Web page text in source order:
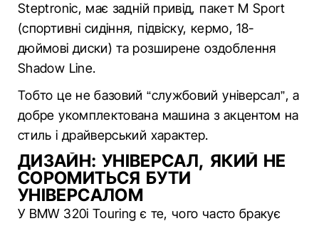
Steptronic, має задній привід, пакет M Sport
(спортивні сидіння, підвіску, кермо, 18-
дюймові диски) та розширене оздоблення
Shadow Line.
Тобто це не базовий “службовий універсал”, а
добре укомплектована машина з акцентом на
стиль і драйверський характер.
ДИЗАЙН: УНІВЕРСАЛ, ЯКИЙ НЕ
СОРОМИТЬСЯ БУТИ
УНІВЕРСАЛОМ
У BMW 320i Touring є те, чого часто бракує